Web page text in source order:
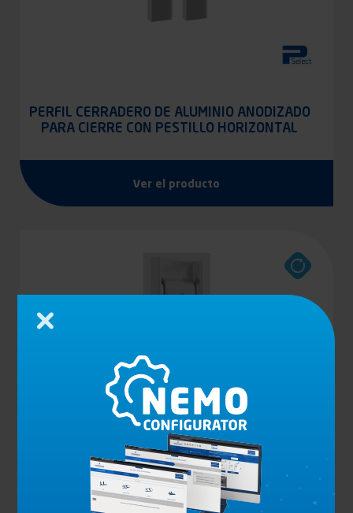
PERFIL CERRADERO DE ALUMINIO ANODIZADO
PARA CIERRE CON PESTILLO HORIZONTAL
Ver el producto
CERRADERO DE ACERO PARA CIERRE CON
PESTILLO HORIZONTAL